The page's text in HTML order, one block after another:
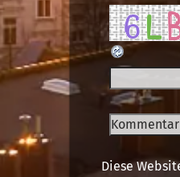
Diese